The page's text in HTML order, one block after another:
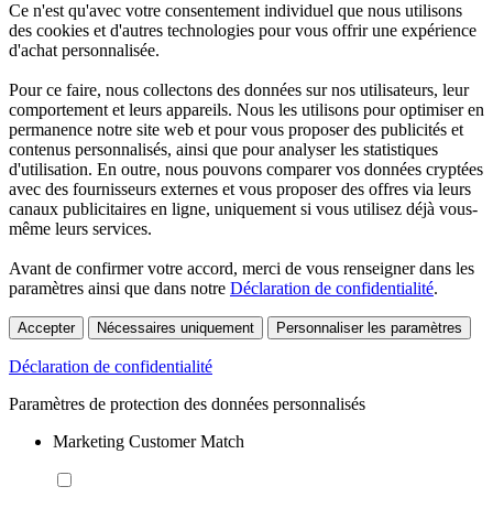
Ce n'est qu'avec votre consentement individuel que nous utilisons
des cookies et d'autres technologies pour vous offrir une expérience
d'achat personnalisée.
Pour ce faire, nous collectons des données sur nos utilisateurs, leur
comportement et leurs appareils. Nous les utilisons pour optimiser en
permanence notre site web et pour vous proposer des publicités et
contenus personnalisés, ainsi que pour analyser les statistiques
d'utilisation. En outre, nous pouvons comparer vos données cryptées
avec des fournisseurs externes et vous proposer des offres via leurs
canaux publicitaires en ligne, uniquement si vous utilisez déjà vous-
même leurs services.
Avant de confirmer votre accord, merci de vous renseigner dans les
paramètres ainsi que dans notre Déclaration de confidentialité.
Accepter Nécessaires uniquement Personnaliser les paramètres
Déclaration de confidentialité
Paramètres de protection des données personnalisés
Marketing Customer Match